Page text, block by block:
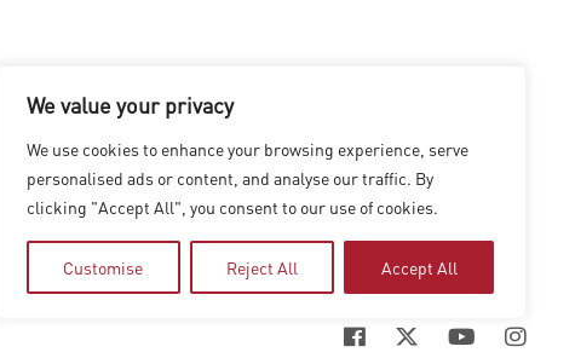
We value your privacy
We use cookies to enhance your browsing experience, serve
personalised ads or content, and analyse our traffic. By
clicking "Accept All", you consent to our use of cookies.
Customise Reject All Accept All
du cinéma et de la télévision aux États-Unis. Lisez l’article
SHENZHEN HONG KONG